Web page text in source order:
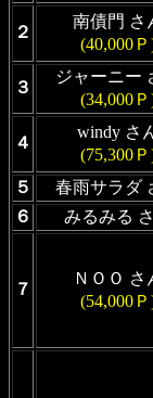
２
南債門 さ
(40,000
３
ジャーニー
(34,000
４
windy さ
(75,300
５
春雨サラダ
６
みるみる
７
ＮＯＯ さ
(54,000